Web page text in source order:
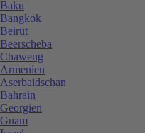
Baku
Bangkok
Beirut
Beerscheba
Chaweng
Armenien
Aserbaidschan
Bahrain
Georgien
Guam